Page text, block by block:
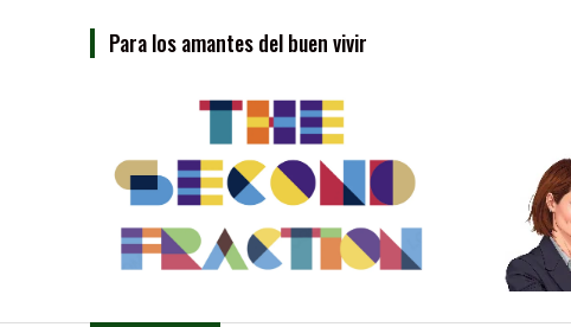
Para los amantes del buen vivir